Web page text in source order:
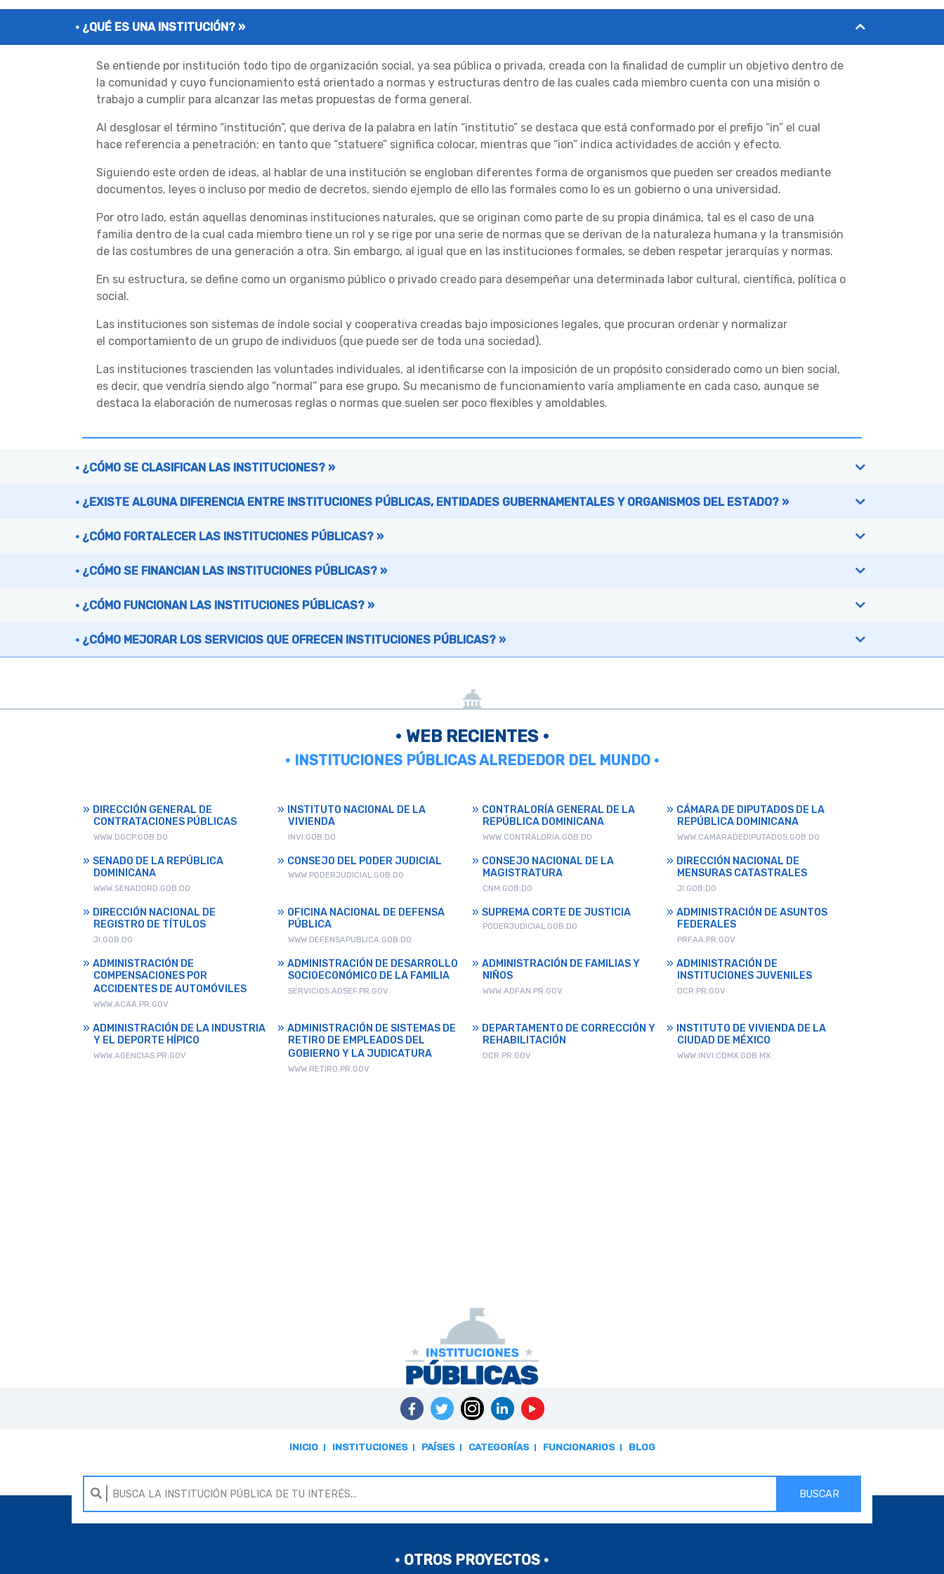
¿QUÉ ES UNA INSTITUCIÓN? »
Se entiende por institución todo tipo de organización social, ya sea pública o privada, creada con la finalidad de cumplir un objetivo dentro de
la comunidad y cuyo funcionamiento está orientado a normas y estructuras dentro de las cuales cada miembro cuenta con una misión o
trabajo a cumplir para alcanzar las metas propuestas de forma general.
Al desglosar el término “institución”, que deriva de la palabra en latín “institutio” se destaca que está conformado por el prefijo “in” el cual
hace referencia a penetración; en tanto que “statuere” significa colocar, mientras que “ion” indica actividades de acción y efecto.
Siguiendo este orden de ideas, al hablar de una institución se engloban diferentes forma de organismos que pueden ser creados mediante
documentos, leyes o incluso por medio de decretos, siendo ejemplo de ello las formales como lo es un gobierno o una universidad.
Por otro lado, están aquellas denominas instituciones naturales, que se originan como parte de su propia dinámica, tal es el caso de una
familia dentro de la cual cada miembro tiene un rol y se rige por una serie de normas que se derivan de la naturaleza humana y la transmisión
de las costumbres de una generación a otra. Sin embargo, al igual que en las instituciones formales, se deben respetar jerarquías y normas.
En su estructura, se define como un organismo público o privado creado para desempeñar una determinada labor cultural, científica, política o
social.
Las instituciones son sistemas de índole social y cooperativa creadas bajo imposiciones legales, que procuran ordenar y normalizar
el comportamiento de un grupo de individuos (que puede ser de toda una sociedad).
Las instituciones trascienden las voluntades individuales, al identificarse con la imposición de un propósito considerado como un bien social,
es decir, que vendría siendo algo “normal” para ese grupo. Su mecanismo de funcionamiento varía ampliamente en cada caso, aunque se
destaca la elaboración de numerosas reglas o normas que suelen ser poco flexibles y amoldables.
¿CÓMO SE CLASIFICAN LAS INSTITUCIONES? »
¿EXISTE ALGUNA DIFERENCIA ENTRE INSTITUCIONES PÚBLICAS, ENTIDADES GUBERNAMENTALES Y ORGANISMOS DEL ESTADO? »
¿CÓMO FORTALECER LAS INSTITUCIONES PÚBLICAS? »
¿CÓMO SE FINANCIAN LAS INSTITUCIONES PÚBLICAS? »
¿CÓMO FUNCIONAN LAS INSTITUCIONES PÚBLICAS? »
¿CÓMO MEJORAR LOS SERVICIOS QUE OFRECEN INSTITUCIONES PÚBLICAS? »
• WEB RECIENTES •
• INSTITUCIONES PÚBLICAS ALREDEDOR DEL MUNDO •
DIRECCIÓN GENERAL DE
CONTRATACIONES PÚBLICAS
WWW.DGCP.GOB.DO
INSTITUTO NACIONAL DE LA
VIVIENDA
INVI.GOB.DO
CONTRALORÍA GENERAL DE LA
REPÚBLICA DOMINICANA
WWW.CONTRALORIA.GOB.DO
CÁMARA DE DIPUTADOS DE LA
REPÚBLICA DOMINICANA
WWW.CAMARADEDIPUTADOS.GOB.DO
SENADO DE LA REPÚBLICA
DOMINICANA
WWW.SENADORD.GOB.DO
CONSEJO DEL PODER JUDICIAL
WWW.PODERJUDICIAL.GOB.DO
CONSEJO NACIONAL DE LA
MAGISTRATURA
CNM.GOB.DO
DIRECCIÓN NACIONAL DE
MENSURAS CATASTRALES
JI.GOB.DO
DIRECCIÓN NACIONAL DE
REGISTRO DE TÍTULOS
JI.GOB.DO
OFICINA NACIONAL DE DEFENSA
PÚBLICA
WWW.DEFENSAPUBLICA.GOB.DO
SUPREMA CORTE DE JUSTICIA
PODERJUDICIAL.GOB.DO
ADMINISTRACIÓN DE ASUNTOS
FEDERALES
PRFAA.PR.GOV
ADMINISTRACIÓN DE
COMPENSACIONES POR
ACCIDENTES DE AUTOMÓVILES
WWW.ACAA.PR.GOV
ADMINISTRACIÓN DE DESARROLLO
SOCIOECONÓMICO DE LA FAMILIA
SERVICIOS.ADSEF.PR.GOV
ADMINISTRACIÓN DE FAMILIAS Y
NIÑOS
WWW.ADFAN.PR.GOV
ADMINISTRACIÓN DE
INSTITUCIONES JUVENILES
DCR.PR.GOV
ADMINISTRACIÓN DE LA INDUSTRIA
Y EL DEPORTE HÍPICO
WWW.AGENCIAS.PR.GOV
ADMINISTRACIÓN DE SISTEMAS DE
RETIRO DE EMPLEADOS DEL
GOBIERNO Y LA JUDICATURA
WWW.RETIRO.PR.GOV
DEPARTAMENTO DE CORRECCIÓN Y
REHABILITACIÓN
DCR.PR.GOV
INSTITUTO DE VIVIENDA DE LA
CIUDAD DE MÉXICO
WWW.INVI.CDMX.GOB.MX
INICIO INSTITUCIONES PAÍSES CATEGORÍAS FUNCIONARIOS BLOG
BUSCAR
• OTROS PROYECTOS •